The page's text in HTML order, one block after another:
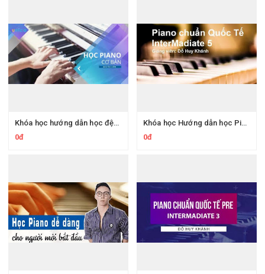
Khóa học hướng dẫn học đệm hát Piano cấp tốc - Thành thạo chơi piano nhanh nhất
0đ
Khóa học Hướng dẫn học Piano chuẩn Quốc tế - InterMadiate 5
0đ